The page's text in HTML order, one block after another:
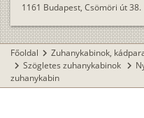
1161 Budapest, Csömöri út 38.
Főoldal chevron_right Zuhanykabinok,
chevron_right Szögletes zuhanykabinok chevron_right
zuhanykabin